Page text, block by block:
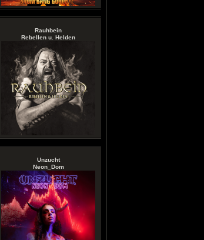
Rauhbein
Rebellen u. Helden
Unzucht
Neon_Dom